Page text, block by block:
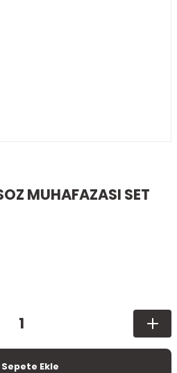
MUHAFAZASI SET
Sepete Ekle